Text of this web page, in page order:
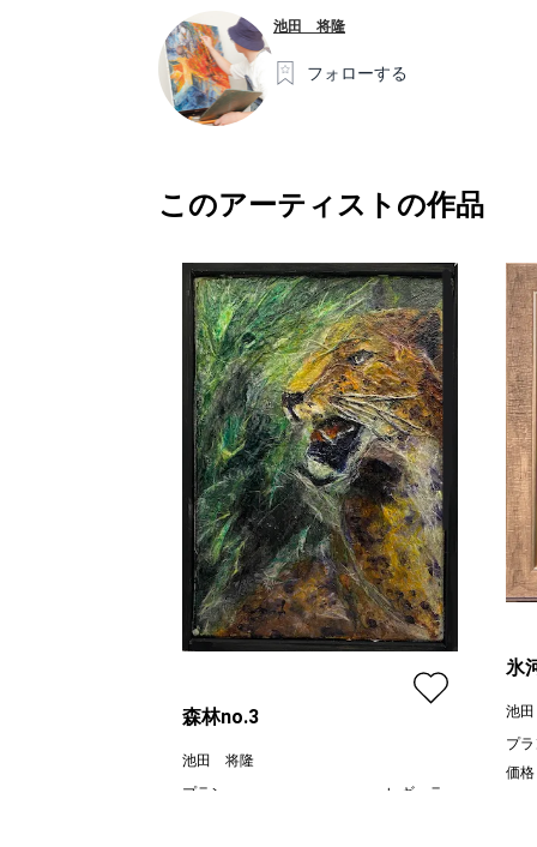
池田 将隆
フォローする
このアーティストの作品
森林no.3
池田 将隆
プラン
レギュラー
氷
池
プ
価格